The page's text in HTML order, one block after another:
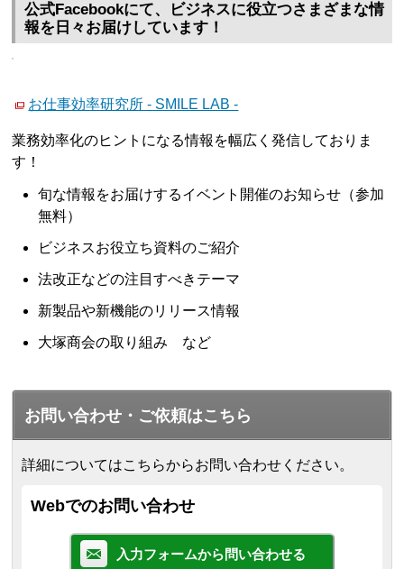
公式Facebookにて、ビジネスに役立つさまざまな情
報を日々お届けしています！
お仕事効率研究所 - SMILE LAB -
業務効率化のヒントになる情報を幅広く発信しておりま
す！
旬な情報をお届けするイベント開催のお知らせ（参加
無料）
ビジネスお役立ち資料のご紹介
法改正などの注目すべきテーマ
新製品や新機能のリリース情報
大塚商会の取り組み など
お問い合わせ・ご依頼はこちら
詳細についてはこちらからお問い合わせください。
Webでのお問い合わせ
入力フォームから問い合わせる